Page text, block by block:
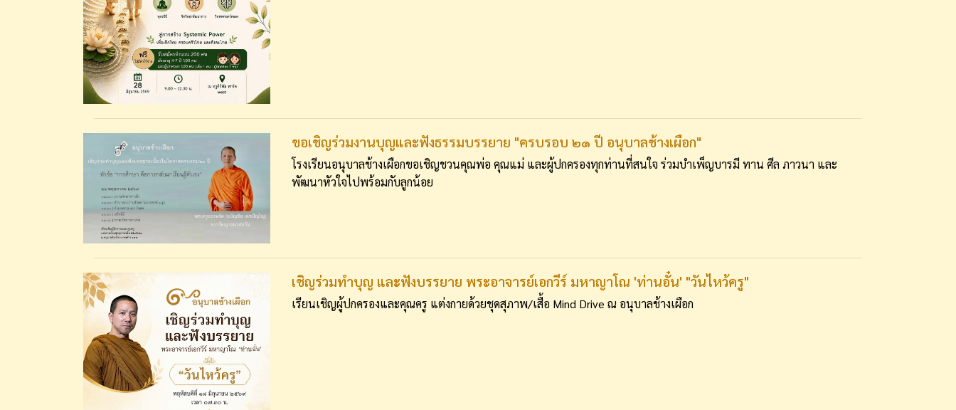
ขอเชิญร่วมงานบุญและฟังธรรมบรรยาย "ครบรอบ ๒๑ ปี อนุบาลช้างเผือก"
โรงเรียนอนุบาลช้างเผือกขอเชิญชวนคุณพ่อ คุณแม่ และผู้ปกครองทุกท่านที่สนใจ ร่วมบำเพ็ญบารมี ทาน ศีล ภาวนา และ
พัฒนาหัวใจไปพร้อมกับลูกน้อย
เชิญร่วมทำบุญ และฟังบรรยาย พระอาจารย์เอกวีร์ มหาญาโณ 'ท่านอั๋น' "วันไหว้ครู"
เรียนเชิญผู้ปกครองและคุณครู แต่งกายด้วยชุดสุภาพ/เสื้อ Mind Drive ณ อนุบาลช้างเผือก